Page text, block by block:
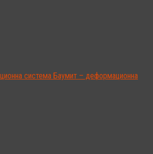
система Баумит – деформационна